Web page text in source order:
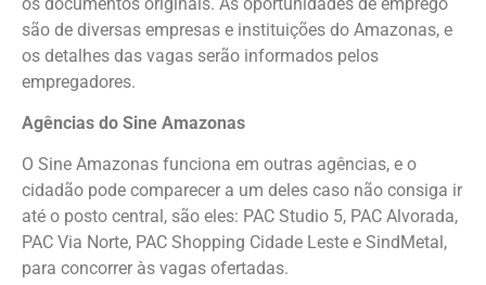
são de diversas empresas e instituições do Amazonas, e
os detalhes das vagas serão informados pelos
empregadores.
Agências do Sine Amazonas
O Sine Amazonas funciona em outras agências, e o
cidadão pode comparecer a um deles caso não consiga ir
até o posto central, são eles: PAC Studio 5, PAC Alvorada,
PAC Via Norte, PAC Shopping Cidade Leste e SindMetal,
para concorrer às vagas ofertadas.